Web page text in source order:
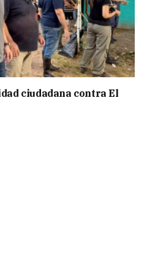
ciudadana contra El